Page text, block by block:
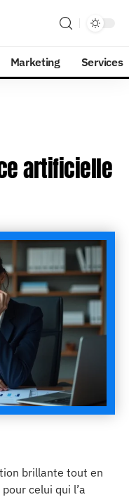
Marketing Services
artificielle
brillante tout en
celui qui l’a